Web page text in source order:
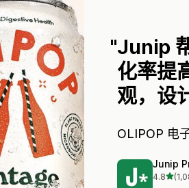
Junip
化率提
观，设
OLIPOP 电
Junip
4.8星（
总共